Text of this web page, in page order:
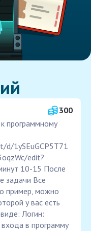
300
программному
1ySEuGCP5T71
edit?
10-15 После
задачи Все
пример, можно
у вас есть
Логин:
в программу